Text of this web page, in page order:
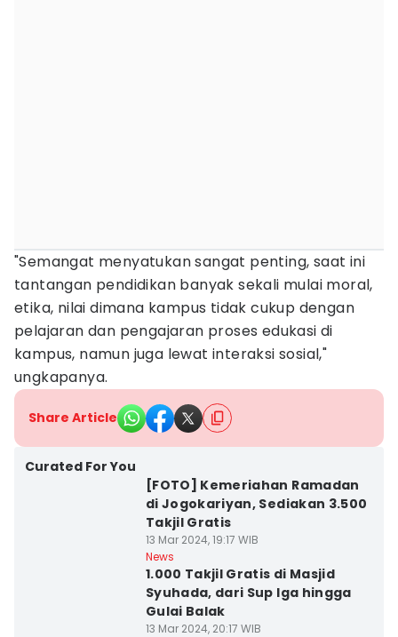
"Semangat menyatukan sangat penting, saat ini
tantangan pendidikan banyak sekali mulai moral,
etika, nilai dimana kampus tidak cukup dengan
pelajaran dan pengajaran proses edukasi di
kampus, namun juga lewat interaksi sosial,"
ungkapanya.
Share Article
Curated For You
[FOTO] Kemeriahan Ramadan
di Jogokariyan, Sediakan 3.500
Takjil Gratis
13 Mar 2024, 19:17 WIB
News
1.000 Takjil Gratis di Masjid
Syuhada, dari Sup Iga hingga
Gulai Balak
13 Mar 2024, 20:17 WIB